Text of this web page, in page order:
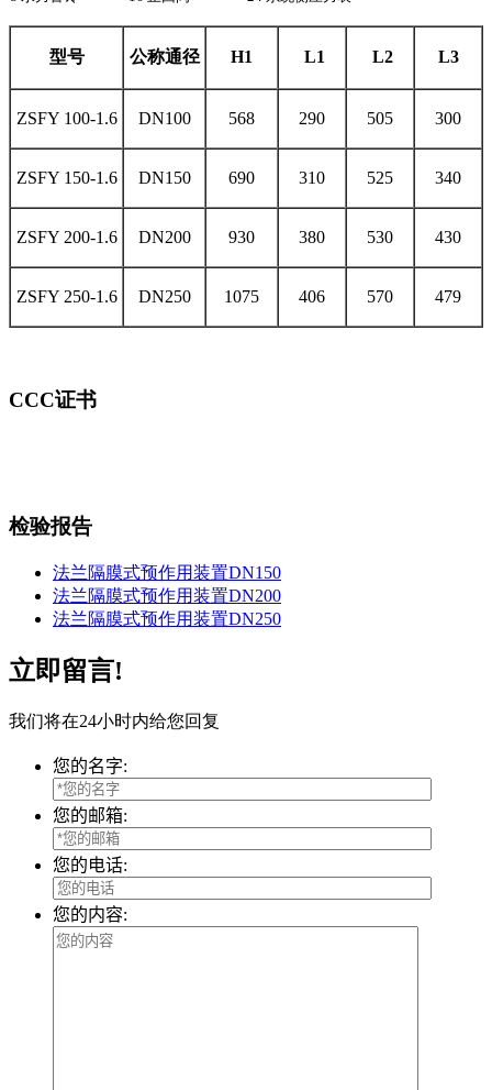
型号 公称通径 H1 L1 L2 L3
ZSFY 100-1.6 DN100 568 290 505 300
ZSFY 150-1.6 DN150 690 310 525 340
ZSFY 200-1.6 DN200 930 380 530 430
ZSFY 250-1.6 DN250 1075 406 570 479
CCC证书
检验报告
法兰隔膜式预作用装置DN150
法兰隔膜式预作用装置DN200
法兰隔膜式预作用装置DN250
立即留言!
我们将在24小时内给您回复
您的名字:
您的邮箱:
您的电话:
您的内容: